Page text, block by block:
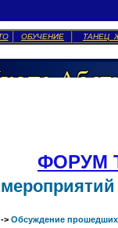
ОБУЧЕНИЕ ТАНЕЦ
ФОРУМ
-> Обсуждение